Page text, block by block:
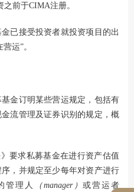
前于CIMA注册。
已接受投资者就投资项目的出
运”。
金订明某些营运规定，包括有
流管理及证券识别的规定，概
要求私募基金在进行资产估值
，并规定至少每年对资产进行
管理人
（manager）或营运者